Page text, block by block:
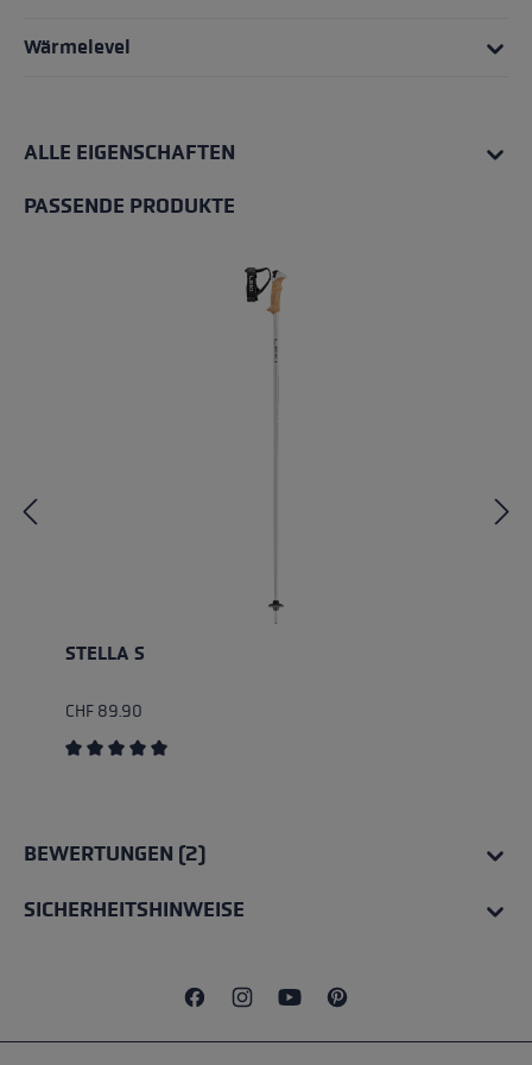
Wärmelevel
ALLE EIGENSCHAFTEN
PASSENDE PRODUKTE
STELLA S
CHF 89.90
BEWERTUNGEN (2)
SICHERHEITSHINWEISE